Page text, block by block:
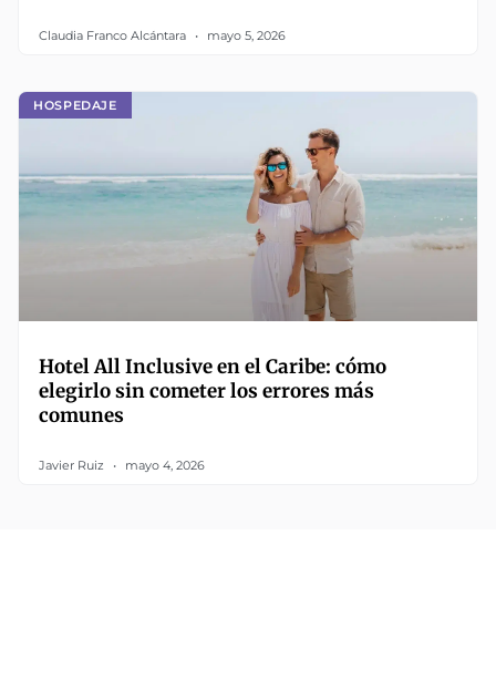
Claudia Franco Alcántara mayo 5, 2026
HOSPEDAJE
Hotel All Inclusive en el Caribe: cómo
elegirlo sin cometer los errores más
comunes
Javier Ruiz mayo 4, 2026